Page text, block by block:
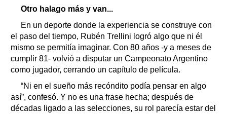
Otro halago más y van...
En un deporte donde la experiencia se construye con
el paso del tiempo, Rubén Trellini logró algo que ni él
mismo se permitía imaginar. Con 80 años -y a meses de
cumplir 81- volvió a disputar un Campeonato Argentino
como jugador, cerrando un capítulo de película.
“Ni en el sueño más recóndito podía pensar en algo
así”, confesó. Y no es una frase hecha; después de
décadas ligado a las selecciones, su rol parecía estar del